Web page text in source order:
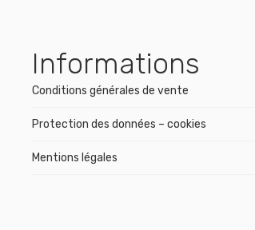
Informations
Conditions générales de vente
Protection des données – cookies
Mentions légales